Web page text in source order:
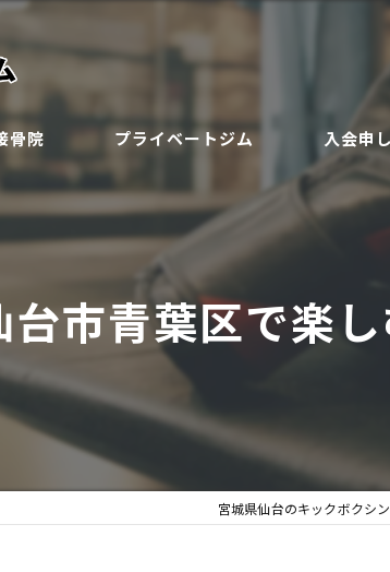
骨院 プライベートジム
クラス
ジュニア会員
予約
入会申
市青葉区で楽
宮城県仙台のキックボクシ